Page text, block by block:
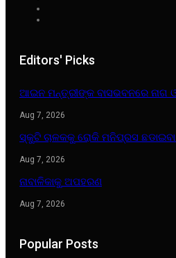
Editors' Picks
ଆଇନ ମନ୍ତ୍ରୀଙ୍କ ବାସଭବନରେ ନାଗ
Aug 7, 2026
ସ୍କୁଟି ଚାଳକକୁ ରୋକି ମନିପ୍ରସ
Aug 7, 2026
ନାବାଳିକାକୁ ଅପହରଣ
Aug 7, 2026
Popular Posts